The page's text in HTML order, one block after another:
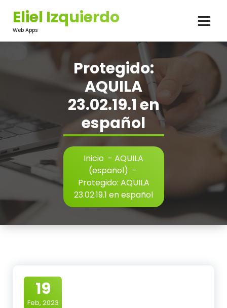
contenido
Eliel Izquierdo
Web Apps
Protegido:
AQUILA
23.02.19.1 en
español
Inicio - AQUILA
(español) -
Protegido: AQUILA
23.02.19.1 en español
19
Feb, 2023